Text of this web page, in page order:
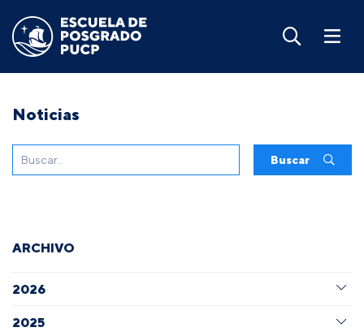
Noticias
Buscar
ARCHIVO
2026
2025